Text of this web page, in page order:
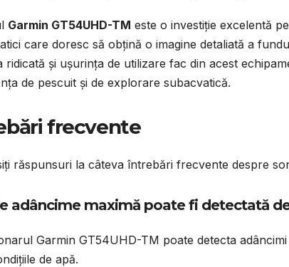
Garmin GT54UHD-TM este o investiție excelentă
care doresc să obțină o imagine detaliată a
ridicată și ușurința de utilizare fac din acest
de pescuit și de explorare subacvatică.
frecvente
răspunsuri la câteva întrebări frecvente despre
adâncime maximă poate fi detectată
Garmin GT54UHD-TM poate detecta
de apă.